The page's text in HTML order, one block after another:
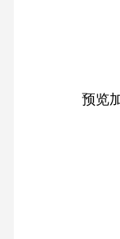
预览